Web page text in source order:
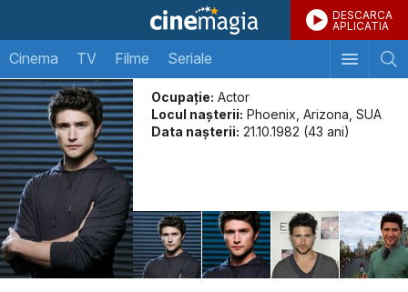
DESCARCA
APLICATIA
Cinema TV Filme Seriale
Ocupație: Actor
Locul naşterii: Phoenix, Arizona, SUA
Data naşterii: 21.10.1982 (43 ani)